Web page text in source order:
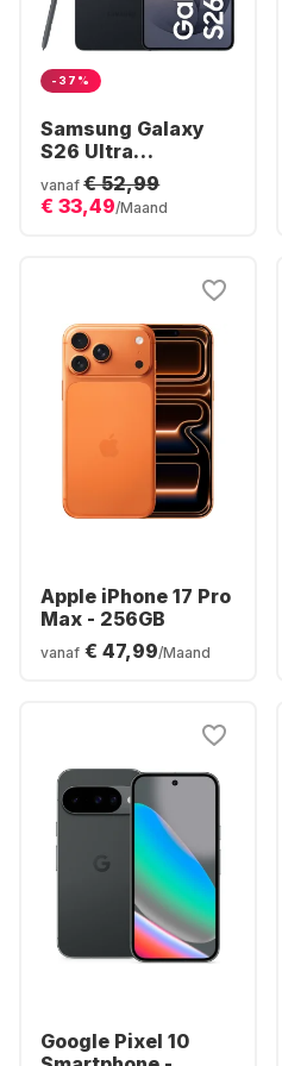
-37%
Samsung Galaxy
S26 Ultra
Smartphone -
256GB - Dual SIM
vanaf € 52,99
€ 33,49/Maand
Apple iPhone 17 Pro
Max - 256GB
vanaf € 47,99/Maand
Google Pixel 10